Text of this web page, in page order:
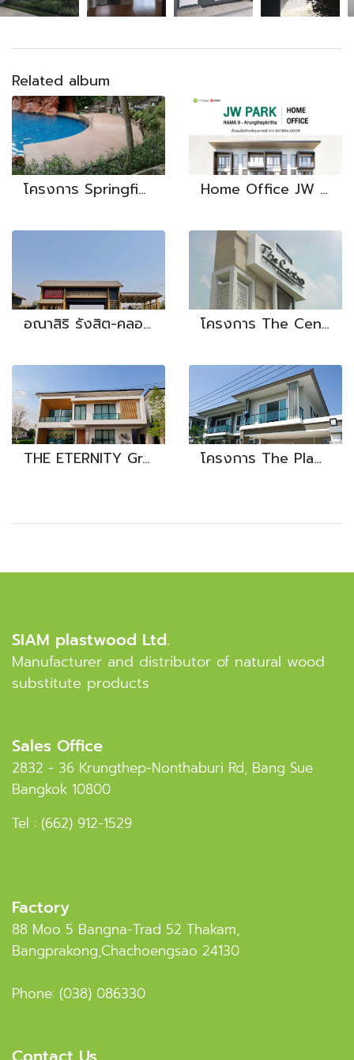
Related album
โครงการ Springfield Village Home Office JW PARK Krungthepkrita
อณาสิริ รังสิต-คลอง 2 โครงการ The Centro Ramindra - Plastwood
THE ETERNITY Greenwood รังสิต-วงแหวน โครงการ The Plam แจ้งวัฒนะ
SIAM plastwood Ltd.
Manufacturer and distributor of natural wood
substitute products
Sales Office
2832 - 36 Krungthep-Nonthaburi Rd, Bang Sue
Bangkok 10800
Tel : (662) 912-1529
Factory
88 Moo 5 Bangna-Trad 52 Thakam,
Bangprakong,Chachoengsao 24130
Phone: (038) 086330